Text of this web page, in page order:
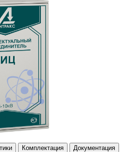
Комплектация Документация